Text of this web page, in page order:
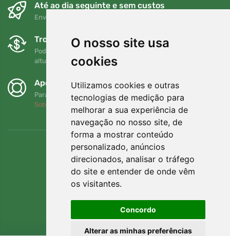
O nosso site usa
cookies
Utilizamos cookies e outras
tecnologias de medição para
melhorar a sua experiência de
navegação no nosso site, de
forma a mostrar conteúdo
personalizado, anúncios
direcionados, analisar o tráfego
do site e entender de onde vêm
os visitantes.
Concordo
Alterar as minhas preferências
Até ao dia seguinte e sem custos
Envio gratuito para encomendas superiores a 80 EUR
Trocas e devoluções gratuitas
Pode devolver ou trocar a sua encomenda em qualquer
altura no prazo de 90 dias
Apoiamos a Trees.org
Para cada encomenda plantamos uma árvore! Leia mais
Sobre nós